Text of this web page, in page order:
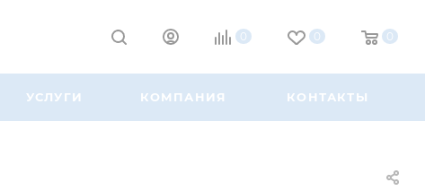
0 0 0
УСЛУГИ КОМПАНИЯ КОНТАКТЫ